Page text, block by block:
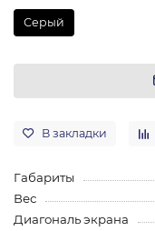
Серый
В закладки
Габариты
Вес
Диагональ экрана